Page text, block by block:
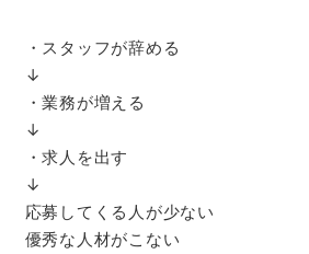
・スタッフが辞める
↓
・業務が増える
↓
・求人を出す
↓
応募してくる人が少ない
優秀な人材がこない